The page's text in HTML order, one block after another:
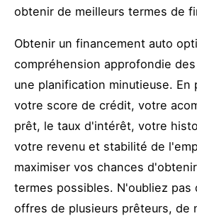
obtenir de meilleurs termes de
Obtenir un financement auto
compréhension approfondie
une planification minutieuse. En
votre score de crédit, votre
prêt, le taux d'intérêt, votre
votre revenu et stabilité de
maximiser vos chances
termes possibles. N'oubliez pas
offres de plusieurs prêteurs, de